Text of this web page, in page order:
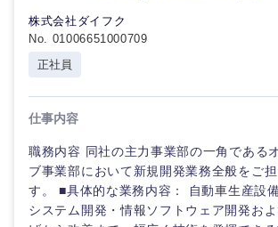
株式会社ダイフク
No. 01006651000709
正社員
仕事内容
職務内容 同社の主力事業部の一角である
ブ事業部において新規開発業務全般をご
す。 ■具体的な業務内容： 自動車生産設
システム開発・情報ソフトウェア開発お